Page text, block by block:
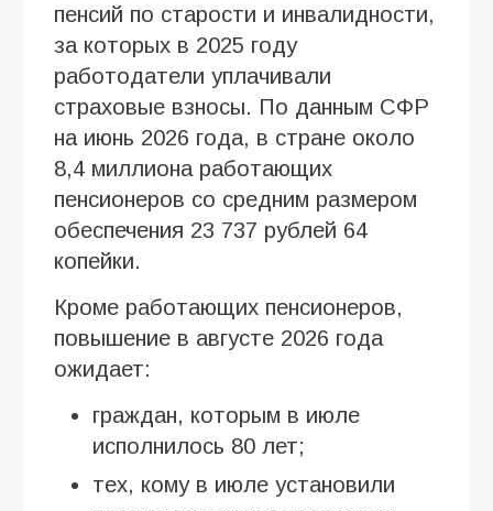
пенсий по старости и инвалидности,
за которых в 2025 году
работодатели уплачивали
страховые взносы. По данным СФР
на июнь 2026 года, в стране около
8,4 миллиона работающих
пенсионеров со средним размером
обеспечения 23 737 рублей 64
копейки.
Кроме работающих пенсионеров,
повышение в августе 2026 года
ожидает:
граждан, которым в июле
исполнилось 80 лет;
тех, кому в июле установили